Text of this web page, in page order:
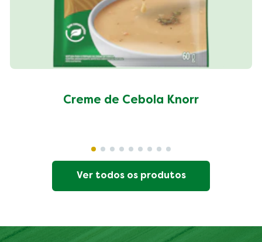
Creme de Cebola Knorr
Ver todos os produtos